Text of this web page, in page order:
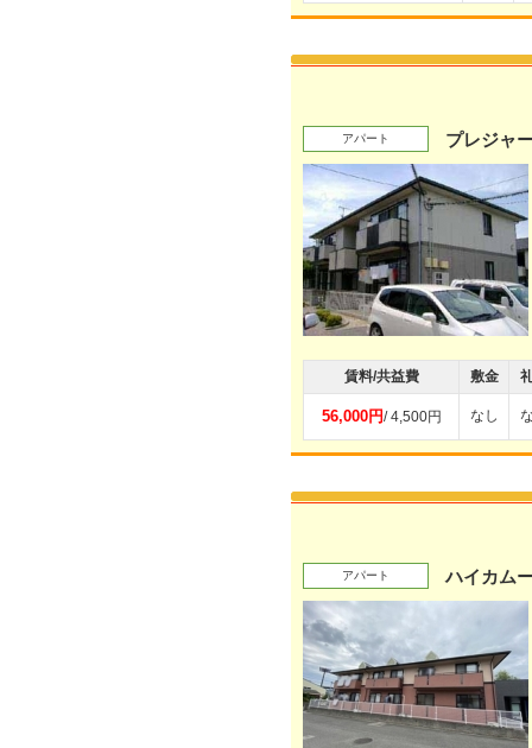
アパート プレジャ
賃料/共益費 敷金
56,000円/ 4,500円 なし
アパート ハイカム